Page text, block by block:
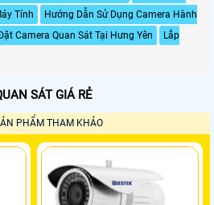
Tính
Hướng Dẫn Sử Dụng Camera Hành
Camera Quan Sát Tại Hưng Yên
Lắp
SÁT GIÁ RẺ
PHẨM THAM KHẢO